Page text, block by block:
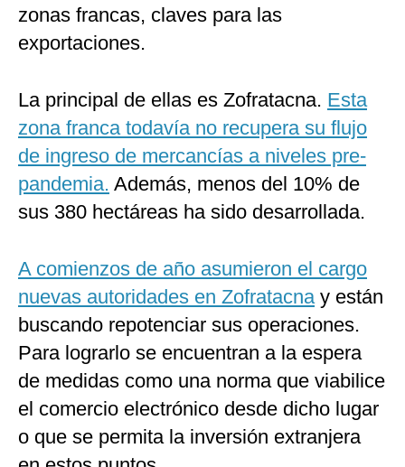
zonas francas, claves para las
exportaciones.
La principal de ellas es Zofratacna. Esta
zona franca todavía no recupera su flujo
de ingreso de mercancías a niveles pre-
pandemia. Además, menos del 10% de
sus 380 hectáreas ha sido desarrollada.
A comienzos de año asumieron el cargo
nuevas autoridades en Zofratacnay están
buscando repotenciar sus operaciones.
Para lograrlo se encuentran a la espera
de medidas como una norma que viabilice
el comercio electrónico desde dicho lugar
o que se permita la inversión extranjera